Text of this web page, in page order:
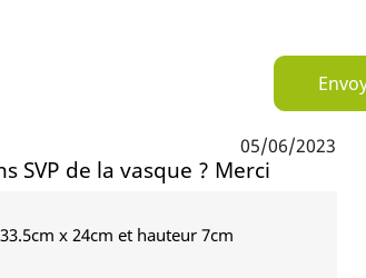
05/06/2023
SVP de la vasque ? Merci
x 24cm et hauteur 7cm